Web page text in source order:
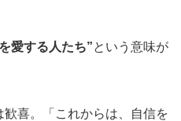
愛する人たち”という意味が
喜。「これからは、自信を